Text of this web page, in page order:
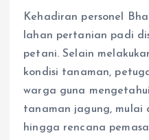
Kehadiran personel
lahan pertanian padi
petani. Selain
kondisi tanaman,
warga guna
tanaman jagung, mulai
hingga rencana